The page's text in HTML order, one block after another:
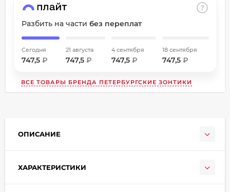
Разбить на части без переплат
Сегодня
747,5 ₽
21 августа
747,5 ₽
4 сентября
747,5 ₽
18 сентября
747,5 ₽
ВСЕ ТОВАРЫ БРЕНДА ПЕТЕРБУРГСКИЕ ЗОНТИКИ
ОПИСАНИЕ
ХАРАКТЕРИСТИКИ